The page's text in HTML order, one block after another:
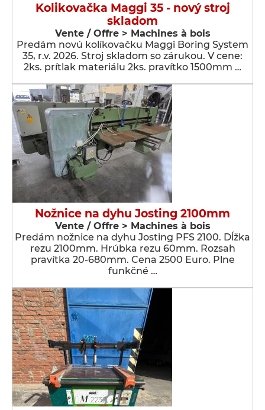
Kolikovačka Maggi 35 - nový stroj
skladom
Vente / Offre > Machines à bois
Predám novú kolíkovačku Maggi Boring System
35, r.v. 2026. Stroj skladom so zárukou. V cene:
2ks. prítlak materiálu 2ks. pravítko 1500mm …
Nožnice na dyhu Josting 2100mm
Vente / Offre > Machines à bois
Predám nožnice na dyhu Josting PFS 2100. Dĺžka
rezu 2100mm. Hrúbka rezu 60mm. Rozsah
pravítka 20-680mm. Cena 2500 Euro. Plne
funkčné …